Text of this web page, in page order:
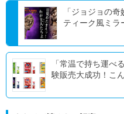
「ジョジョの
ティーク風ミラ
「常温で持ち運べ
験販売大成功！こん